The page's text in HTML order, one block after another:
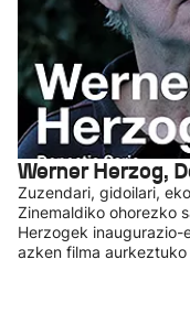
Werner Herzog,
Zuzendari, gidoilari,
Zinemaldiko ohorezko
Herzogek inaugurazio-
azken filma